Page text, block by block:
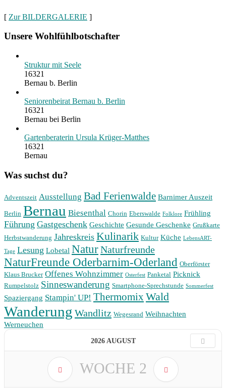
[ Zur BILDERGALERIE ]
Unsere Wohlfühlbotschafter
Struktur mit Seele
16321
Bernau b. Berlin
Seniorenbeirat Bernau b. Berlin
16321
Bernau bei Berlin
Gartenberaterin Ursula Krüger-Matthes
16321
Bernau
Was suchst du?
Adventszeit Ausstellung Bad Ferienwalde Barnimer Auszeit
Berlin Bernau Biesenthal Chorin Eberswalde Folklore Frühling
Führung Gastgeschenk Geschichte Gesunde Geschenke Grußkarte
Herbstwanderung Jahreskreis Kulinarik Kultur Küche LebensART-
Tage Lesung Lobetal NaturNaturfreunde
NaturFreunde Oderbarnim-Oderland Oberförster
Klaus Brucker Offenes Wohnzimmer Osterfest Panketal Picknick
Rumpelstolz Sinneswanderung Smartphone-Sprechstunde Sommerfest
Spaziergang Stampin' UP! ThermomixWald
Wanderung Wandlitz Wegesrand Weihnachten
Werneuchen
2026 AUGUST
WOCHE 2